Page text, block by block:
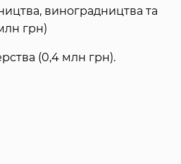
виноградництва та
грн)
(0,4 млн грн).